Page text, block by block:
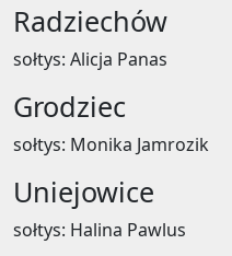
Radziechów
sołtys: Alicja Panas
Grodziec
sołtys: Monika Jamrozik
Uniejowice
sołtys: Halina Pawlus